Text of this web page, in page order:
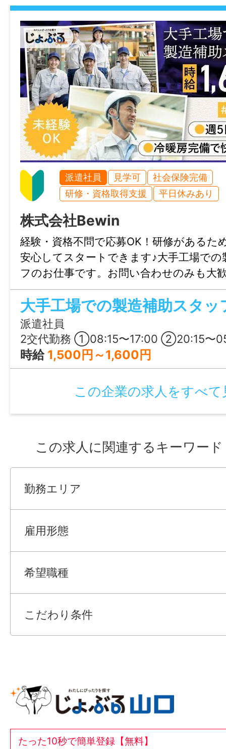
時間外
なし
特記事項
・受動喫煙防止対策：屋内原則禁煙(喫煙専
・試用期間：なし
・雇用期間の定め：あり（3ヶ月）
・契約更新理由：あり（契約期間満了時の
績により判断）
・通算契約期間の上限または更新回数の上
上限とする）
・定年制：なし
・再雇用制度：なし
・固定残業代制：なし
※詳細は、面談時にお伝えします。
・「厚狭駅」から車で5分
・制服あり
・社員食堂あり
《じょぶるのご紹介》
●あなたのご希望のお仕事を私たちがお探
●当社（株式会社Be win）が運営する「じ
す！
ャリアやご希望をふまえ、勤務内容・勤務
期間・給与などご希望のお仕事をご紹介し
ろん、就業後のお困りごとも当社のスタッ
フォローいたします！
きたい！など、お気軽にお問い合わせくだ
この求人情報に関するお問い合わせは 「掲
派遣社員 見学可
社会保険完備
研修・資格取得支援
平日休みあり
株式会社Bewin
経験・資格不問で応募OK！研修があるた
安心してスタートできます♪大手工場での
フのお仕事です。お問い合わせのみも大
ょぶる山口にお気軽にご相談ください。
大手工場での製造補助スタッ
派遣社員
2交代勤務 ①08:15〜17:00 ②20:15〜
時給 1,500円～1,600円
この企業の求人をすべて
この求人に関連するキーワード
勤務エリア
雇用形態
希望職種
こだわり条件
たった10秒で簡単登録【無料】